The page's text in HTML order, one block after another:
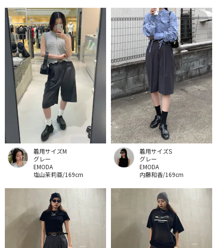
着用サイズM
グレー
EMODA
塩山茉莉亜/169cm
着用サイズS
グレー
EMODA
内藤和香/169cm